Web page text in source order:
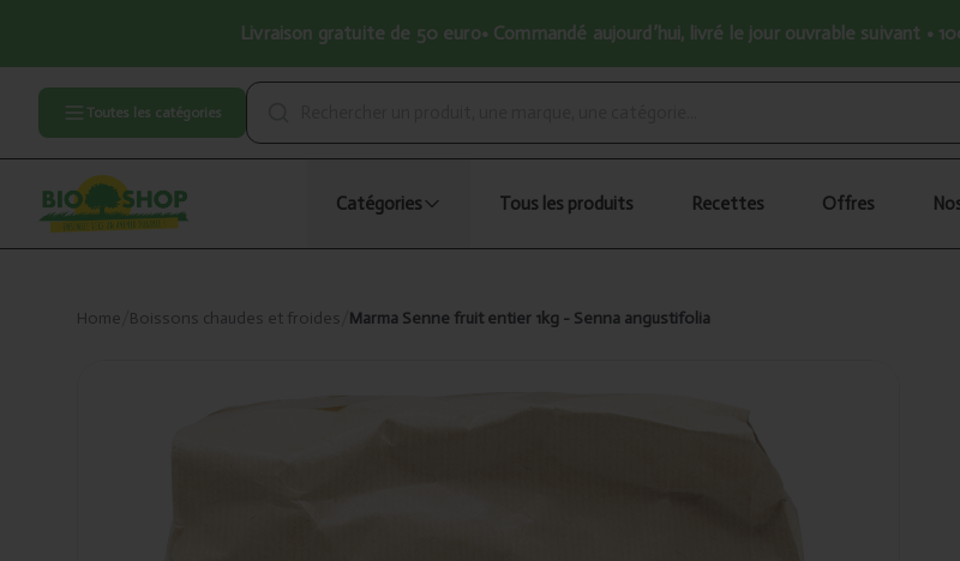
Livraison gratuite de 50 euro• Commandé aujourd’hui, livré le jour ouvrable suivant •
Toutes les catégories
Catégories Tous les produits Recettes Offres
Home Boissons chaudes et froides Marma Senne fruit entier 1kg - Senna angustifolia